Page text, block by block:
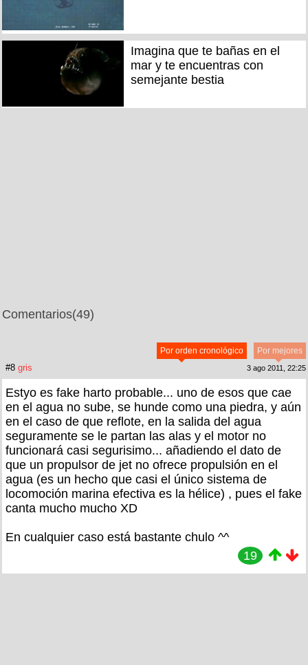
Imagina que te bañas en el
mar y te encuentras con
semejante bestia
Comentarios(49)
Por mejores
Por orden cronológico
#8 gris 3 ago 2011, 22:25
Estyo es fake harto probable... uno de esos que cae
en el agua no sube, se hunde como una piedra, y aún
en el caso de que reflote, en la salida del agua
seguramente se le partan las alas y el motor no
funcionará casi segurisimo... añadiendo el dato de
que un propulsor de jet no ofrece propulsión en el
agua (es un hecho que casi el único sistema de
locomoción marina efectiva es la hélice) , pues el fake
canta mucho mucho XD
En cualquier caso está bastante chulo ^^
19